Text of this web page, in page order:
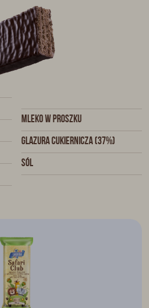
mleko w proszku
glazura cukiernicza (37%)
sól